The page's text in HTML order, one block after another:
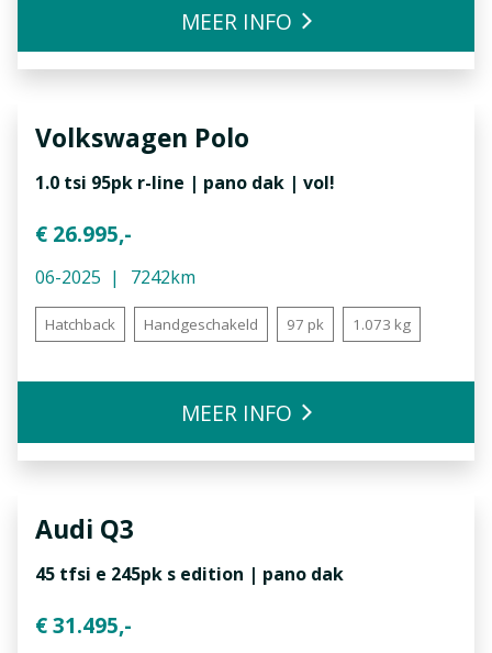
MEER INFO
Volkswagen Polo
1.0 tsi 95pk r-line | pano dak | vol!
€ 26.995,-
06-2025 7242km
Hatchback Handgeschakeld 97 pk 1.073 kg
MEER INFO
Audi Q3
45 tfsi e 245pk s edition | pano dak
€ 31.495,-